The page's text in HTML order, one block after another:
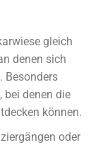
gleich
denen sich
Besonders
bei denen die
können.
oder